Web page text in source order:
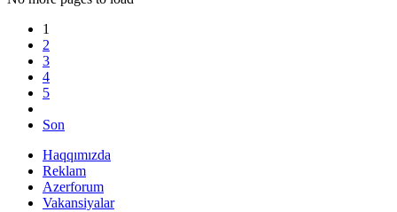
1
2
3
4
5
Son
Haqqımızda
Reklam
Azerforum
Vakansiyalar